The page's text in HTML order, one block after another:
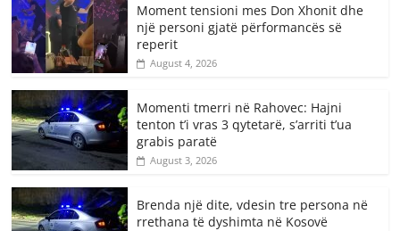
Moment tensioni mes Don Xhonit dhe
një personi gjatë përformancës së
reperit
August 4, 2026
Momenti tmerri në Rahovec: Hajni
tenton t’i vras 3 qytetarë, s’arriti t’ua
grabis paratë
August 3, 2026
Brenda një dite, vdesin tre persona në
rrethana të dyshimta në Kosovë